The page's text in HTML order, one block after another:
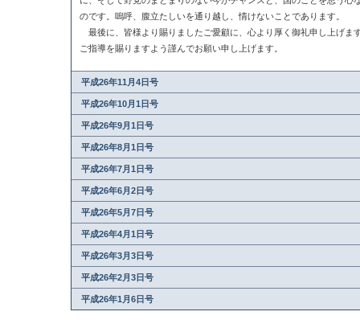
のです。嗚呼、腹立たしいを通り越し、情けないことであります。
最後に、皆様より賜りましたご愛顧に、心より厚く御礼申し上げま
ご指導を賜りますよう謹んでお願い申し上げます。
平成26年11月4日号
平成26年10月1日号
平成26年9月1日号
平成26年8月1日号
平成26年7月1日号
平成26年6月2日号
平成26年5月7日号
平成26年4月1日号
平成26年3月3日号
平成26年2月3日号
平成26年1月6日号